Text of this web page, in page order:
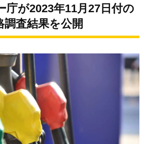
庁が2023年11月27日付の
調査結果を公開